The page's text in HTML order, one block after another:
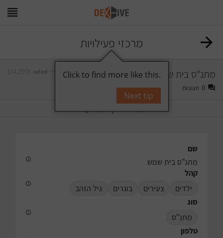
מרכזי פעילויות
מתנ"ס בית שמש
0 תגובות
תייג עקוב
שם
מתנ"ס בית שמש
קהל
ילדים
צעירים בוגרים
גיל הזהב
סוג
מתנ"ס
טלפון
Click to find more like this.
Next tip